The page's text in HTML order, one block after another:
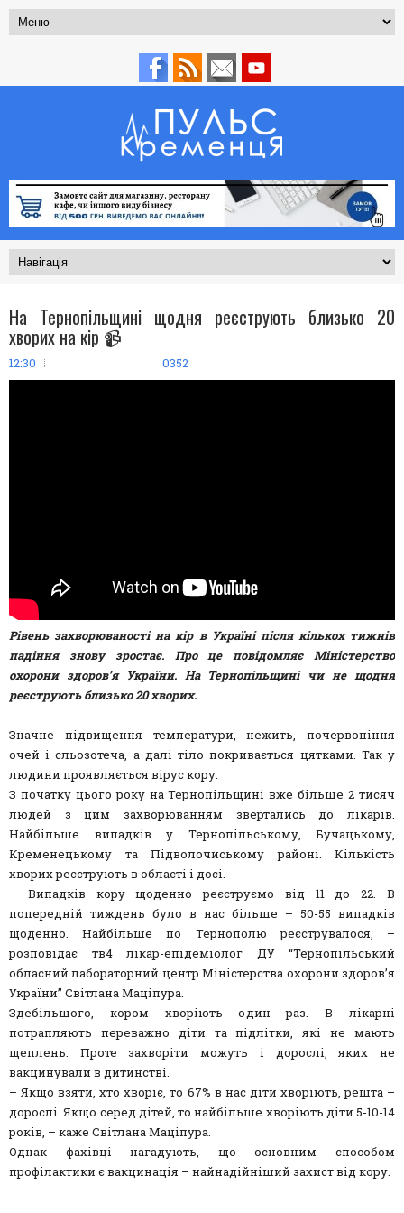
На Тернопільщині щодня реєструють близько 20
хворих на кір 📹
12:30 0352
Рівень захворюваності на кір в Україні після кількох тижнів
падіння знову зростає. Про це повідомляє Міністерство
охорони здоров’я України. На Тернопільщині чи не щодня
реєструють близько 20 хворих.
Значне підвищення температури, нежить, почервоніння
очей і сльозотеча, а далі тіло покривається цятками. Так у
людини проявляється вірус кору.
З початку цього року на Тернопільщині вже більше 2 тисяч
людей з цим захворюванням звертались до лікарів.
Найбільше випадків у Тернопільському, Бучацькому,
Кременецькому та Підволочиському районі. Кількість
хворих реєструють в області і досі.
– Випадків кору щоденно реєструємо від 11 до 22. В
попередній тиждень було в нас більше – 50-55 випадків
щоденно. Найбільше по Тернополю реєструвалося, –
розповідає тв4 лікар-епідеміолог ДУ “Тернопільський
обласний лабораторний центр Міністерства охорони здоров’я
України” Світлана Маціпура.
Здебільшого, кором хворіють один раз. В лікарні
потрапляють переважно діти та підлітки, які не мають
щеплень. Проте захворіти можуть і дорослі, яких не
вакцинували в дитинстві.
– Якщо взяти, хто хворіє, то 67% в нас діти хворіють, решта –
дорослі. Якщо серед дітей, то найбільше хворіють діти 5-10-14
років, – каже Світлана Маціпура.
Однак фахівці нагадують, що основним способом
профілактики є вакцинація – найнадійніший захист від кору.